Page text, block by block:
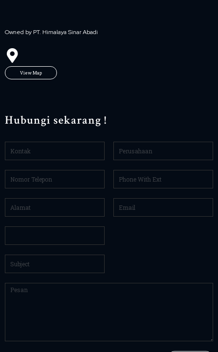
Owned by PT. Himalaya Sinar Abadi
View Map
Hubungi sekarang !